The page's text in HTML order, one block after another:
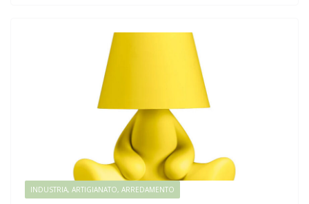
INDUSTRIA, ARTIGIANATO, ARREDAMENTO